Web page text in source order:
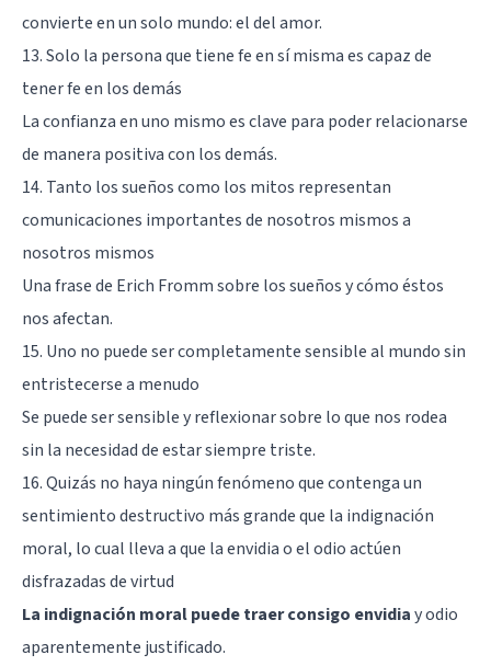
convierte en un solo mundo: el del amor.
13. Solo la persona que tiene fe en sí misma es capaz de
tener fe en los demás
La confianza en uno mismo es clave para poder relacionarse
de manera positiva con los demás.
14. Tanto los sueños como los mitos representan
comunicaciones importantes de nosotros mismos a
nosotros mismos
Una frase de Erich Fromm sobre los sueños y cómo éstos
nos afectan.
15. Uno no puede ser completamente sensible al mundo sin
entristecerse a menudo
Se puede ser sensible y reflexionar sobre lo que nos rodea
sin la necesidad de estar siempre triste.
16. Quizás no haya ningún fenómeno que contenga un
sentimiento destructivo más grande que la indignación
moral, lo cual lleva a que la envidia o el odio actúen
disfrazadas de virtud
La indignación moral puede traer consigo envidiay odio
aparentemente justificado.